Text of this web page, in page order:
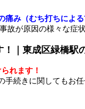
痛み（むち打ちによ
故が原因の様々な症
｜東成区緑橋駅
れます！
手続きに関して もお